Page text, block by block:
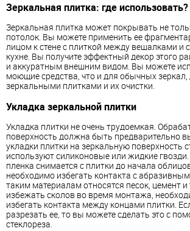
Зеркальная плитка: где использовать?
Зеркальная плитка может покрывать не
потолок. Вы можете применить ее
лицом к стене с плиткой между вешалками и
кухне. Вы получите эффектный декор этого
и аккуратным внешним видом. Вы можете
моющие средства, что и для обычных зеркал,
зеркальными плитками и их очистки.
Укладка зеркальной плитки
Укладка плитки не очень трудоемкая.
поверхность должна быть предварительно
укладки плитки на зеркальную поверхность
используют силиконовые или жидкие
пленка снимается с плитки до начала
необходимо избегать контакта с
таким материалам относятся песок, цемент
избежать сколов во время монтажа,
избегать контакта между концами плитки.
разрезать ее, то вы можете сделать это с
стеклореза.